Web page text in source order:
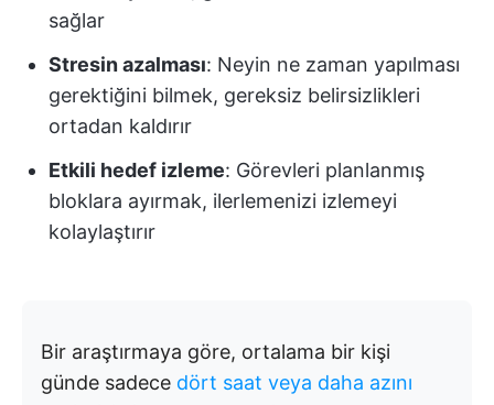
sağlar
Stresin azalması: Neyin ne zaman yapılması
gerektiğini bilmek, gereksiz belirsizlikleri
ortadan kaldırır
Etkili hedef izleme: Görevleri planlanmış
bloklara ayırmak, ilerlemenizi izlemeyi
kolaylaştırır
Bir araştırmaya göre, ortalama bir kişi
günde sadece dört saat veya daha azını